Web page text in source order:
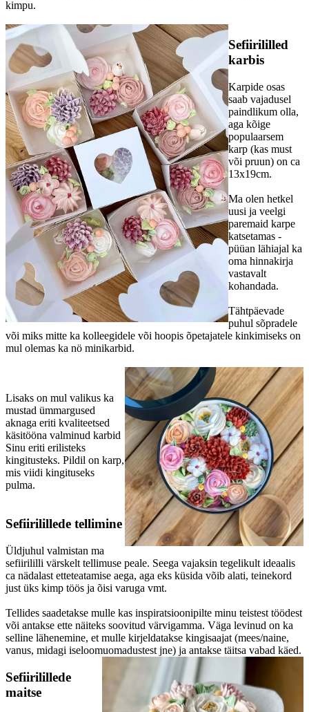
kimpu.
Sefiirililled
karbis
Karpide osas
saab vajadusel
paindlikum olla,
aga kõige
populaarsem
karp (kas must
või pruun) on ca
13x19cm.
Ma olen hetkel
uusi ja veelgi
paremaid karpe
katsetamas -
püüan lähiajal ka
oma hinnakirja
vastavalt
kohandada.
Tähtpäevade
puhul sõpradele
või miks mitte ka kolleegidele või hoopis õpetajatele kinkimiseks on
mul olemas ka nö minikarbid.
Lisaks on mul valikus ka
mustad ümmargused
aknaga eriti kvaliteetsed
käsitööna valminud karbid
Sinu eriti erilisteks
kingitusteks. Pildil on karp,
mis viidi kingituseks
pulma.
Sefiirilillede tellimine
Üldjuhul valmistan ma
sefiirililli värskelt tellimuse peale. Seega vajaksin tegelikult ideaalis
ca nädalast etteteatamise aega, aga eks küsida võib alati, teinekord
just üks kimp töös ja õisi varuga vmt.
Tellides saadetakse mulle kas inspiratsioonipilte minu teistest töödest
või antakse ette näiteks soovitud värvigamma. Väga levinud on ka
selline lähenemine, et mulle kirjeldatakse kingisaajat (mees/naine,
vanus, midagi iseloomuomadustest jne) ja antakse täitsa vabad käed.
Sefiirilillede
maitse